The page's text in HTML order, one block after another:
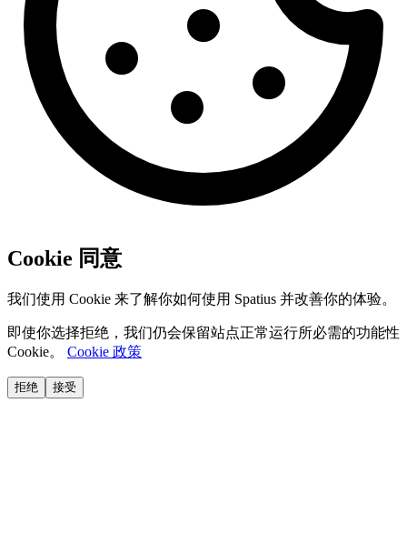
Cookie 同意
我们使用 Cookie 来了解你如何使用 Spatius 并改善你的体验。
即使你选择拒绝，我们仍会保留站点正常运行所必需的功能性
Cookie。
Cookie 政策
拒绝 接受